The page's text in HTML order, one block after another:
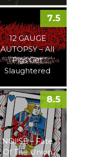
12 GAUGE
AUTOPSY – All
Pigs Get
Slaughtered
7.5
NOI!SE – Fate
Of The Union
8.5